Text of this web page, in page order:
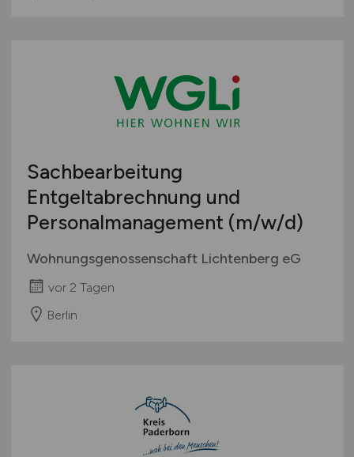
Sachbearbeitung
Entgeltabrechnung und
Personalmanagement (m/w/d)
Wohnungsgenossenschaft Lichtenberg eG
vor 2 Tagen
Berlin